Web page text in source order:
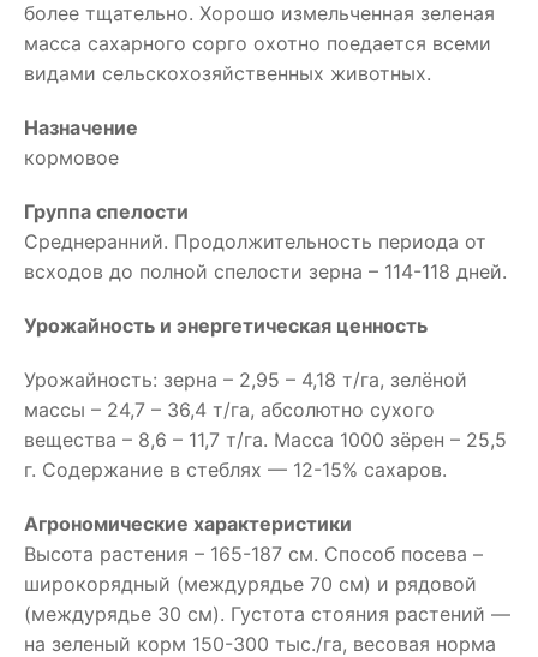
более тщательно. Хорошо измельченная зеленая
масса сахарного сорго охотно поедается всеми
видами сельскохозяйственных животных.
Назначение
кормовое
Группа спелости
Среднеранний. Продолжительность периода от
всходов до полной спелости зерна – 114-118 дней.
Урожайность и энергетическая ценность
Урожайность: зерна – 2,95 – 4,18 т/га, зелёной
массы – 24,7 – 36,4 т/га, абсолютно сухого
вещества – 8,6 – 11,7 т/га. Масса 1000 зёрен – 25,5
г. Содержание в стеблях — 12-15% сахаров.
Агрономические характеристики
Высота растения – 165-187 см. Способ посева –
широкорядный (междурядье 70 см) и рядовой
(междурядье 30 см). Густота стояния растений —
на зеленый корм 150-300 тыс./га, весовая норма